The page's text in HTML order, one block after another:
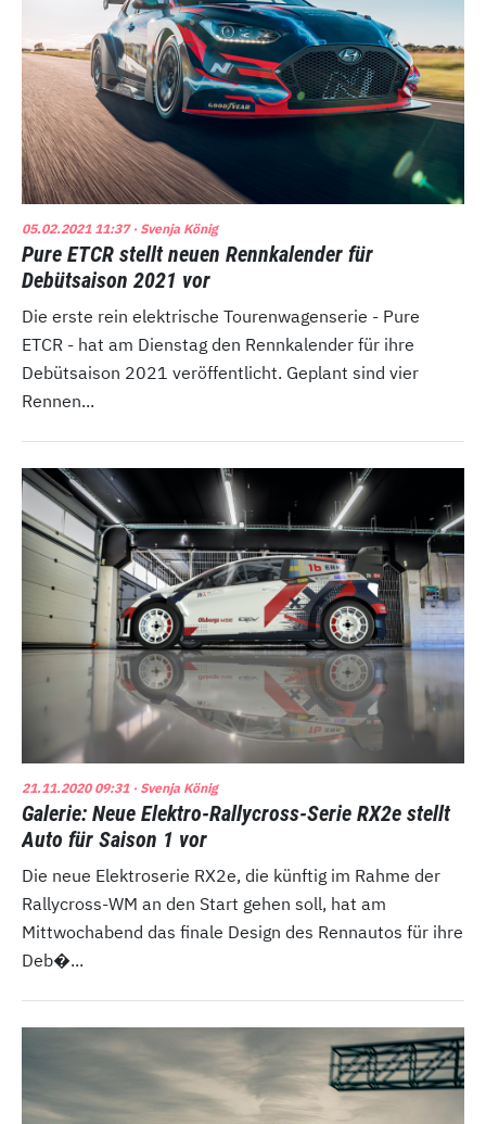
05.02.2021 11:37· Svenja König
Pure ETCR stellt neuen Rennkalender für
Debütsaison 2021 vor
Die erste rein elektrische Tourenwagenserie - Pure
ETCR - hat am Dienstag den Rennkalender für ihre
Debütsaison 2021 veröffentlicht. Geplant sind vier
Rennen...
21.11.2020 09:31 · Svenja König
Galerie: Neue Elektro-Rallycross-Serie RX2e stellt
Auto für Saison 1 vor
Die neue Elektroserie RX2e, die künftig im Rahme der
Rallycross-WM an den Start gehen soll, hat am
Mittwochabend das finale Design des Rennautos für ihre
Deb�...